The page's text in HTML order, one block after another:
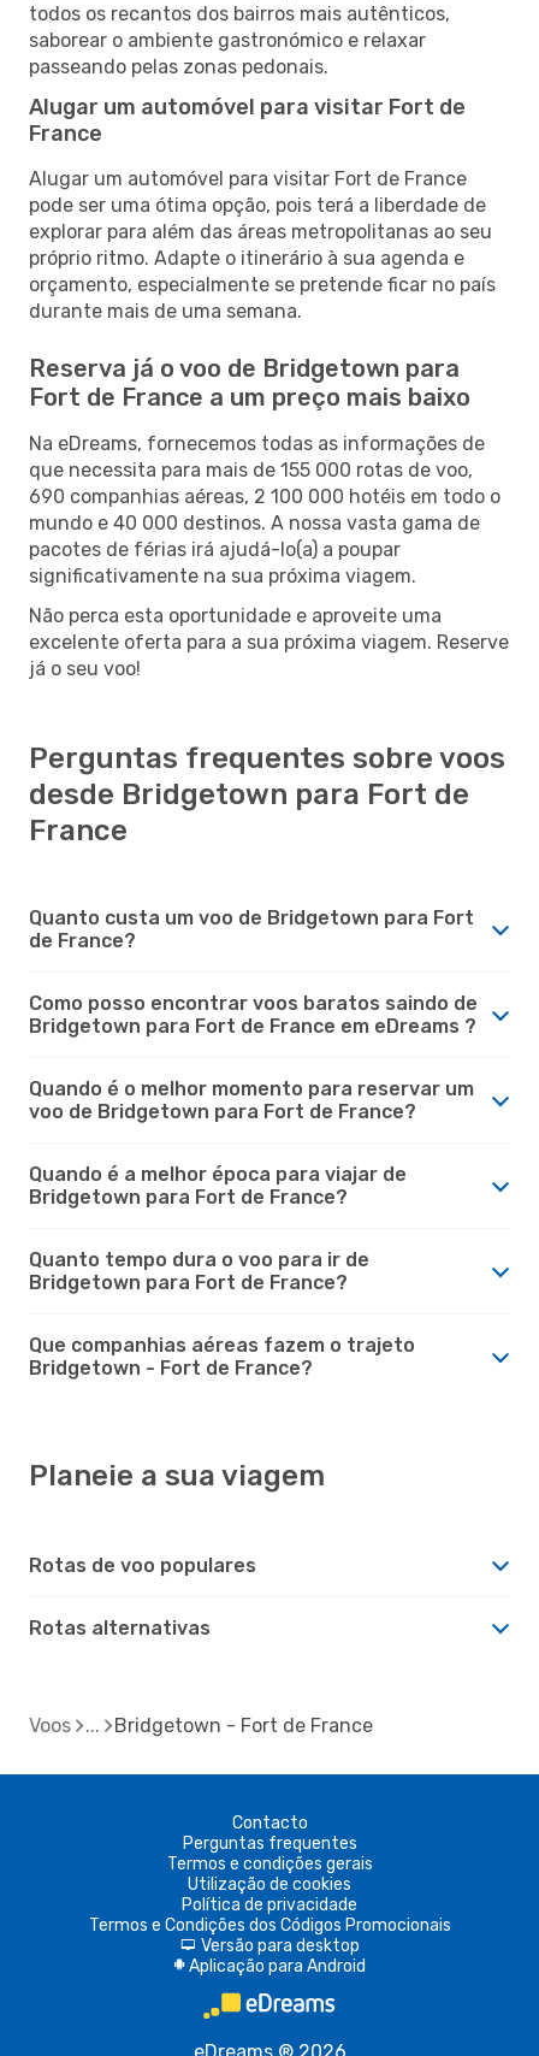
todos os recantos dos bairros mais autênticos,
saborear o ambiente gastronómico e relaxar
passeando pelas zonas pedonais.
Alugar um automóvel para visitar Fort de
France
Alugar um automóvel para visitar Fort de France
pode ser uma ótima opção, pois terá a liberdade de
explorar para além das áreas metropolitanas ao seu
próprio ritmo. Adapte o itinerário à sua agenda e
orçamento, especialmente se pretende ficar no país
durante mais de uma semana.
Reserva já o voo de Bridgetown para
Fort de France a um preço mais baixo
Na eDreams, fornecemos todas as informações de
que necessita para mais de 155 000 rotas de voo,
690 companhias aéreas, 2 100 000 hotéis em todo o
mundo e 40 000 destinos. A nossa vasta gama de
pacotes de férias irá ajudá-lo(a) a poupar
significativamente na sua próxima viagem.
Não perca esta oportunidade e aproveite uma
excelente oferta para a sua próxima viagem. Reserve
já o seu voo!
Perguntas frequentes sobre voos
desde Bridgetown para Fort de
France
Quanto custa um voo de Bridgetown para Fort
de France?
Como posso encontrar voos baratos saindo de
Bridgetown para Fort de France em eDreams ?
Quando é o melhor momento para reservar um
voo de Bridgetown para Fort de France?
Quando é a melhor época para viajar de
Bridgetown para Fort de France?
Quanto tempo dura o voo para ir de
Bridgetown para Fort de France?
Que companhias aéreas fazem o trajeto
Bridgetown - Fort de France?
Planeie a sua viagem
Rotas de voo populares
Rotas alternativas
Voos Bridgetown - Fort de France
Contacto
Perguntas frequentes
Termos e condições gerais
Utilização de cookies
Política de privacidade
Termos e Condições dos Códigos Promocionais
d Versão para desktop
A Aplicação para Android